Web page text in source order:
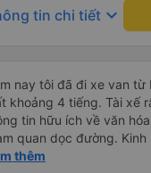
tin chi tiết keyboard_arrow_down
nay tôi đã đi xe van từ
khoảng 4 tiếng. Tài xế
tin hữu ích về văn
quan dọc đường.
nhau trên khắp Việt
thêm